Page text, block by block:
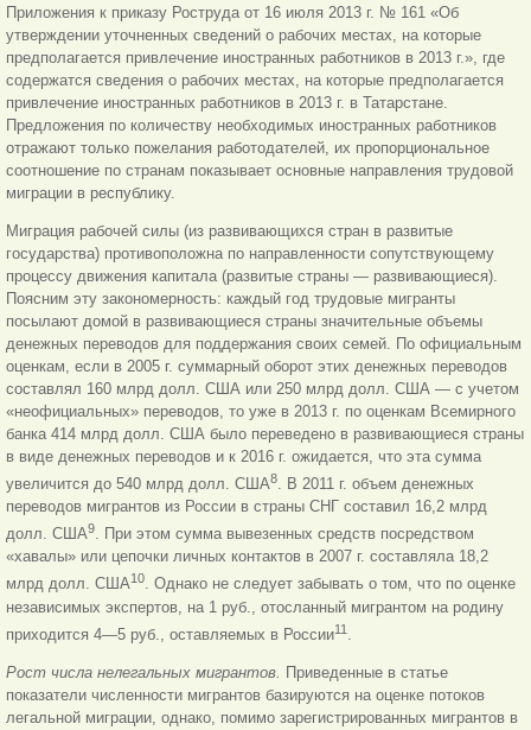
Приложения к приказу Роструда от 16 июля 2013 г. № 161 «Об
утверждении уточненных сведений о рабочих местах, на которые
предполагается привлечение иностранных работников в 2013 г.», где
содержатся сведения о рабочих местах, на которые предполагается
привлечение иностранных работников в 2013 г. в Татарстане.
Предложения по количеству необходимых иностранных работников
отражают только пожелания работодателей, их пропорциональное
соотношение по странам показывает основные направления трудовой
миграции в республику.
Миграция рабочей силы (из развивающихся стран в развитые
государства) противоположна по направленности сопутствующему
процессу движения капитала (развитые страны — развивающиеся).
Поясним эту закономерность: каждый год трудовые мигранты
посылают домой в развивающиеся страны значительные объемы
денежных переводов для поддержания своих семей. По официальным
оценкам, если в 2005 г. суммарный оборот этих денежных переводов
составлял 160 млрд долл. США или 250 млрд долл. США — с учетом
«неофициальных» переводов, то уже в 2013 г. по оценкам Всемирного
банка 414 млрд долл. США было переведено в развивающиеся страны
в виде денежных переводов и к 2016 г. ожидается, что эта сумма
увеличится до 540 млрд долл. США8. В 2011 г. объем денежных
переводов мигрантов из России в страны СНГ составил 16,2 млрд
долл. США9. При этом сумма вывезенных средств посредством
«хавалы» или цепочки личных контактов в 2007 г. составляла 18,2
млрд долл. США10. Однако не следует забывать о том, что по оценке
независимых экспертов, на 1 руб., отосланный мигрантом на родину
приходится 4—5 руб., оставляемых в России11 .
Рост числа нелегальных мигрантов. Приведенные в статье
показатели численности мигрантов базируются на оценке потоков
легальной миграции, однако, помимо зарегистрированных мигрантов в